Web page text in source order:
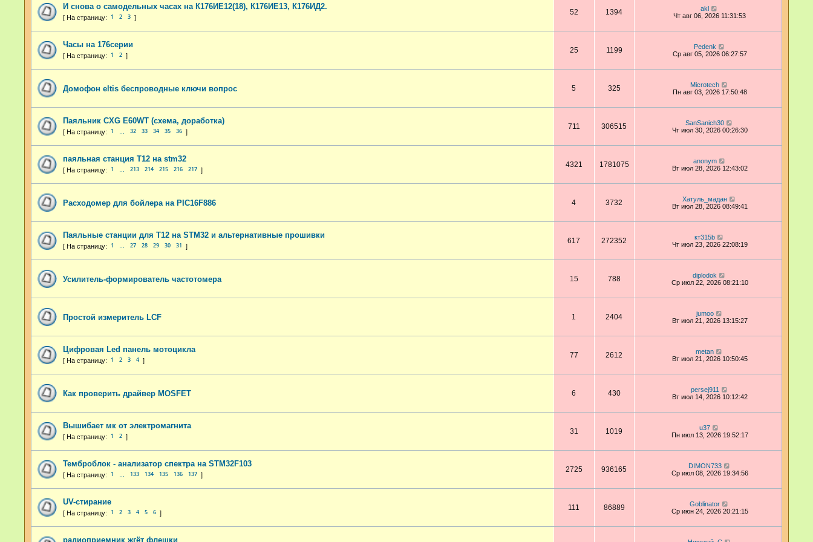
И снова о самодельных часах на К176ИЕ12(18), К176ИЕ13, К176ИД2.
1 2 3
52 1394
akl
Чт авг 06, 2026 11:31:53
Часы на 176серии
1 2
25 1199
Pedenk
Ср авг 05, 2026 06:27:57
Домофон eltis беспроводные ключи вопрос 5 325
Microtech
Пн авг 03, 2026 17:50:48
Паяльник CXG E60WT (схема, доработка)
1 32 33 34 35 36
711 306515
SanSanich30
Чт июл 30, 2026 00:26:30
паяльная станция T12 на stm32
1 213 214 215 216 217
4321 1781075
anonym
Вт июл 28, 2026 12:43:02
Расходомер для бойлера на PIC16F886 4 3732
Хатуль_мадан
Вт июл 28, 2026 08:49:41
Паяльные станции для T12 на STM32 и альтернативные прошивки
1 27 28 29 30 31
617 272352
кт315b
Чт июл 23, 2026 22:08:19
Усилитель-формирователь частотомера 15 788
diplodok
Ср июл 22, 2026 08:21:10
Простой измеритель LCF 1 2404
jumoo
Вт июл 21, 2026 13:15:27
Цифровая Led панель мотоцикла
1 2 3 4
77 2612
metan
Вт июл 21, 2026 10:50:45
Как проверить драйвер MOSFET 6 430
persej911
Вт июл 14, 2026 10:12:42
Вышибает мк от электромагнита
1 2
31 1019
u37
Пн июл 13, 2026 19:52:17
Темброблок - анализатор спектра на STM32F103
1 133 134 135 136 137
2725 936165
DIMON733
Ср июл 08, 2026 19:34:56
UV-стирание
1 2 3 4 5 6
111 86889
Goblinator
Ср июн 24, 2026 20:21:15
радиоприемник жгёт флешки